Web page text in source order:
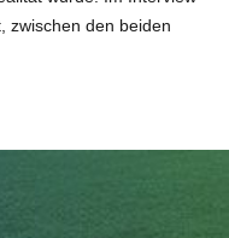
zwischen den beiden